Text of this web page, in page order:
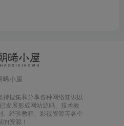
晞小屋
搜集和分享各种网络知识以
发展形成网站源码、技术教
、经验教程、影视资源等各个
的资源！